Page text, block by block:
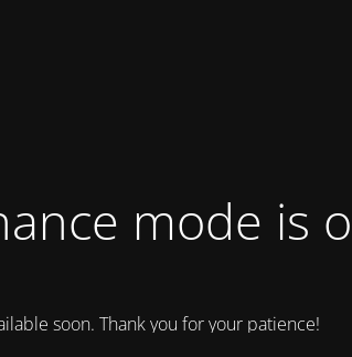
mode is
soon. Thank you for your patience!